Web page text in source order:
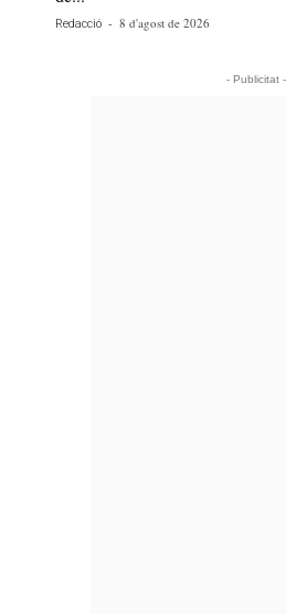
Redacció - 8 d'agost de 2026
- Publicitat -